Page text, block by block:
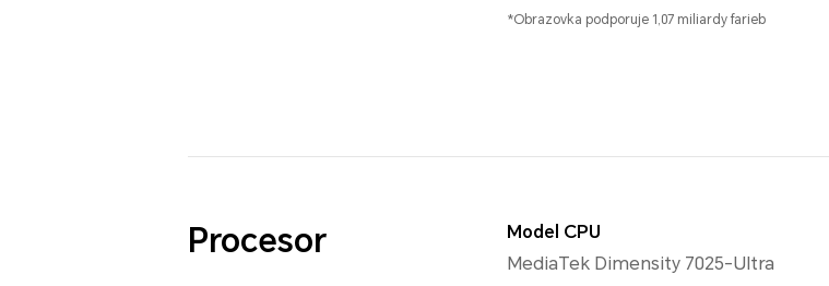
*Obrazovka podporuje 1,07 miliardy farieb
Procesor
Model CPU
MediaTek Dimensity 7025-Ultra